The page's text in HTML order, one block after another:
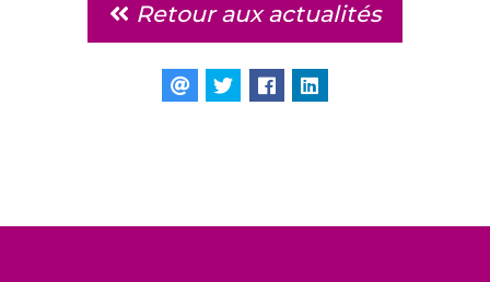
Retour aux actualités